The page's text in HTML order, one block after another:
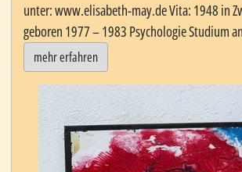
unter: www.elisabeth-may.de Vita: 1948 in
geboren 1977 – 1983 Psychologie Studium
mehr erfahren